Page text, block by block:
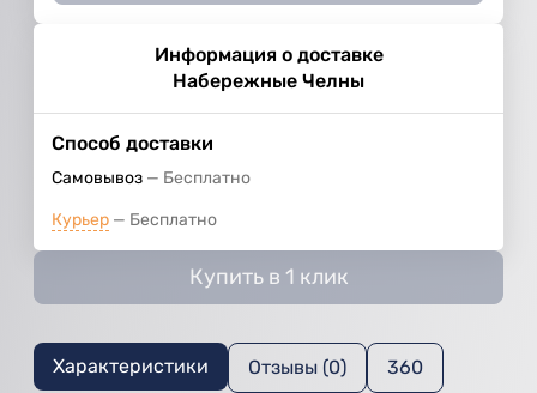
Информация о доставке
Набережные Челны
Способ доставки
Самовывоз Бесплатно
Курьер Бесплатно
Купить в 1 клик
Характеристики Отзывы (0) 360